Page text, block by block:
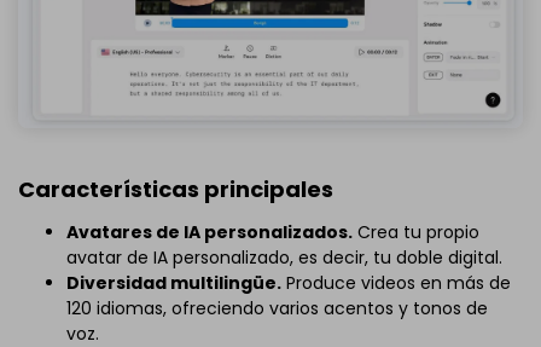
Características principales
Avatares de IA personalizados. Crea tu propio
avatar de IA personalizado, es decir, tu doble digital.
Diversidad multilingüe. Produce videos en más de
120 idiomas, ofreciendo varios acentos y tonos de
voz.